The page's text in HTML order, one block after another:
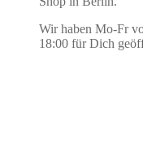
Wir haben Mo-Fr
18:00 für Dich